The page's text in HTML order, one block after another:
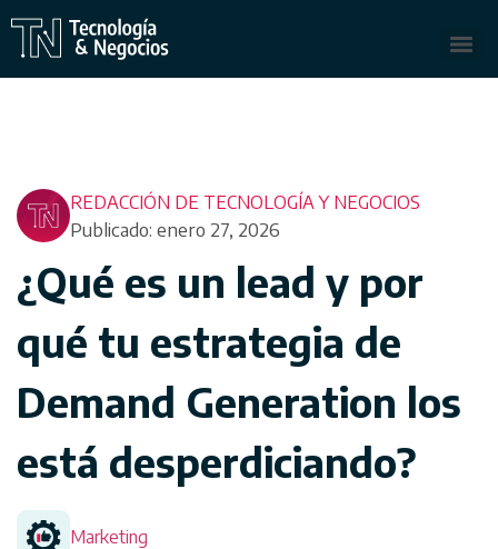
REDACCIÓN DE TECNOLOGÍA Y NEGOCIOS
Publicado: enero 27, 2026
¿Qué es un lead y por
qué tu estrategia de
Demand Generation los
está desperdiciando?
Marketing